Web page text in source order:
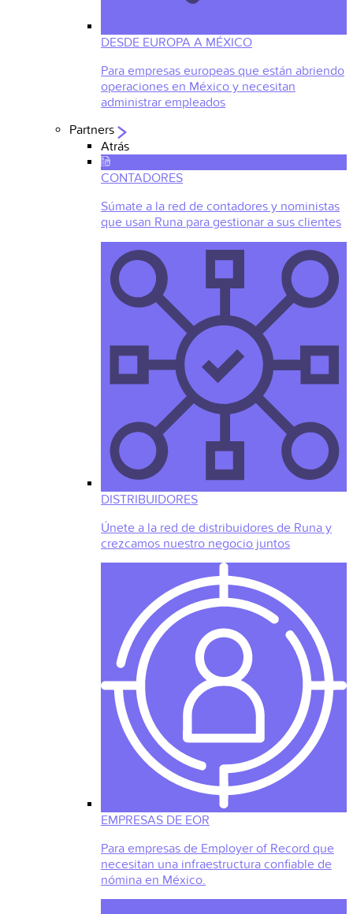
DESDE EUROPA A MÉXICO
Para empresas europeas que están abriendo
operaciones en México y necesitan
administrar empleados
Partners
Atrás
CONTADORES
Súmate a la red de contadores y noministas
que usan Runa para gestionar a sus clientes
DISTRIBUIDORES
Únete a la red de distribuidores de Runa y
crezcamos nuestro negocio juntos
EMPRESAS DE EOR
Para empresas de Employer of Record que
necesitan una infraestructura confiable de
nómina en México.